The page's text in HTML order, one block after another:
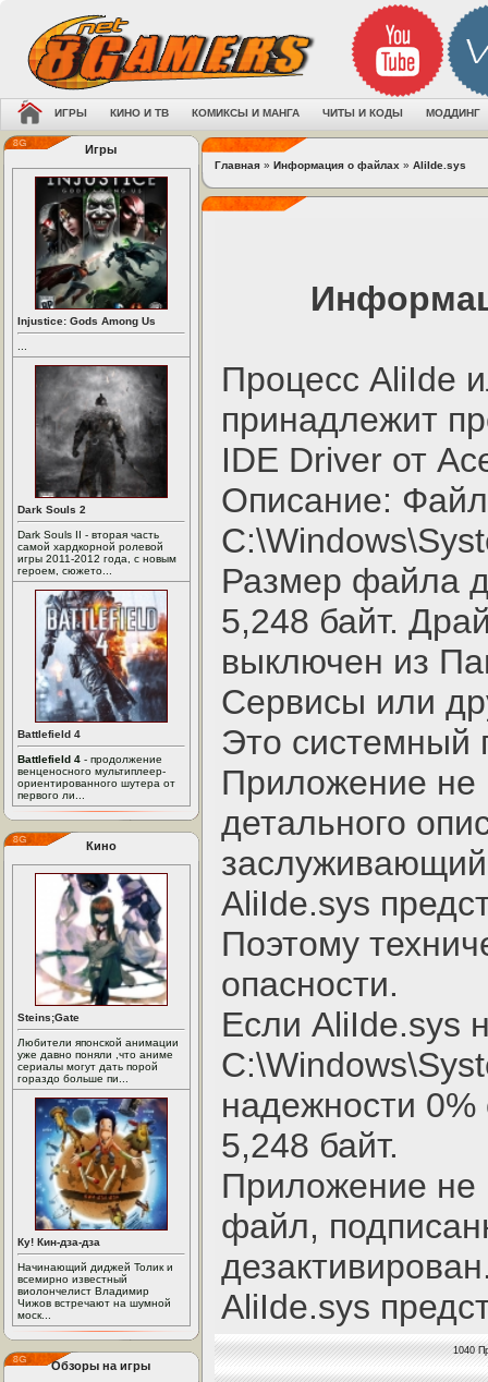
ИГРЫ КИНО И ТВ КОМИКСЫ И МАНГА ЧИТЫ И КОДЫ МОДДИНГ
Игры
Injustice: Gods Among Us
Dark Souls 2
Dark Souls II - вторая часть
самой хардкорной ролевой
игры 2011-2012 года, с новым
героем, сюжето...
Battlefield 4
Battlefield 4 - продолжение
венценосного мультиплеер-
ориентированного шутера от
первого ли...
Кино
Steins;Gate
Любители японской анимации
уже давно поняли ,что аниме
сериалы могут дать порой
гораздо больше пи...
Ку! Кин-дза-дза
Начинающий диджей Толик и
всемирно известный
виолончелист Владимир
Чижов встречают на шумной
моск...
Обзоры на игры
Главная » Информация о файлах » AliIde.sys
Процесс AliIde
принадлежит
IDE Driver от
Описание: Файл
Размер файла
5,248 байт.
выключен из
Сервисы или
Это системный
Приложение не
детального
AliIde.sys
Поэтому
опасности.
Если AliIde.sys
надежности
5,248 байт.
Приложение не
файл,
AliIde.sys
1040